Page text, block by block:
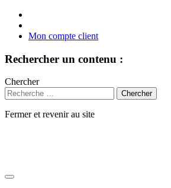
Mon compte client
Rechercher un contenu :
Chercher
Fermer et revenir au site